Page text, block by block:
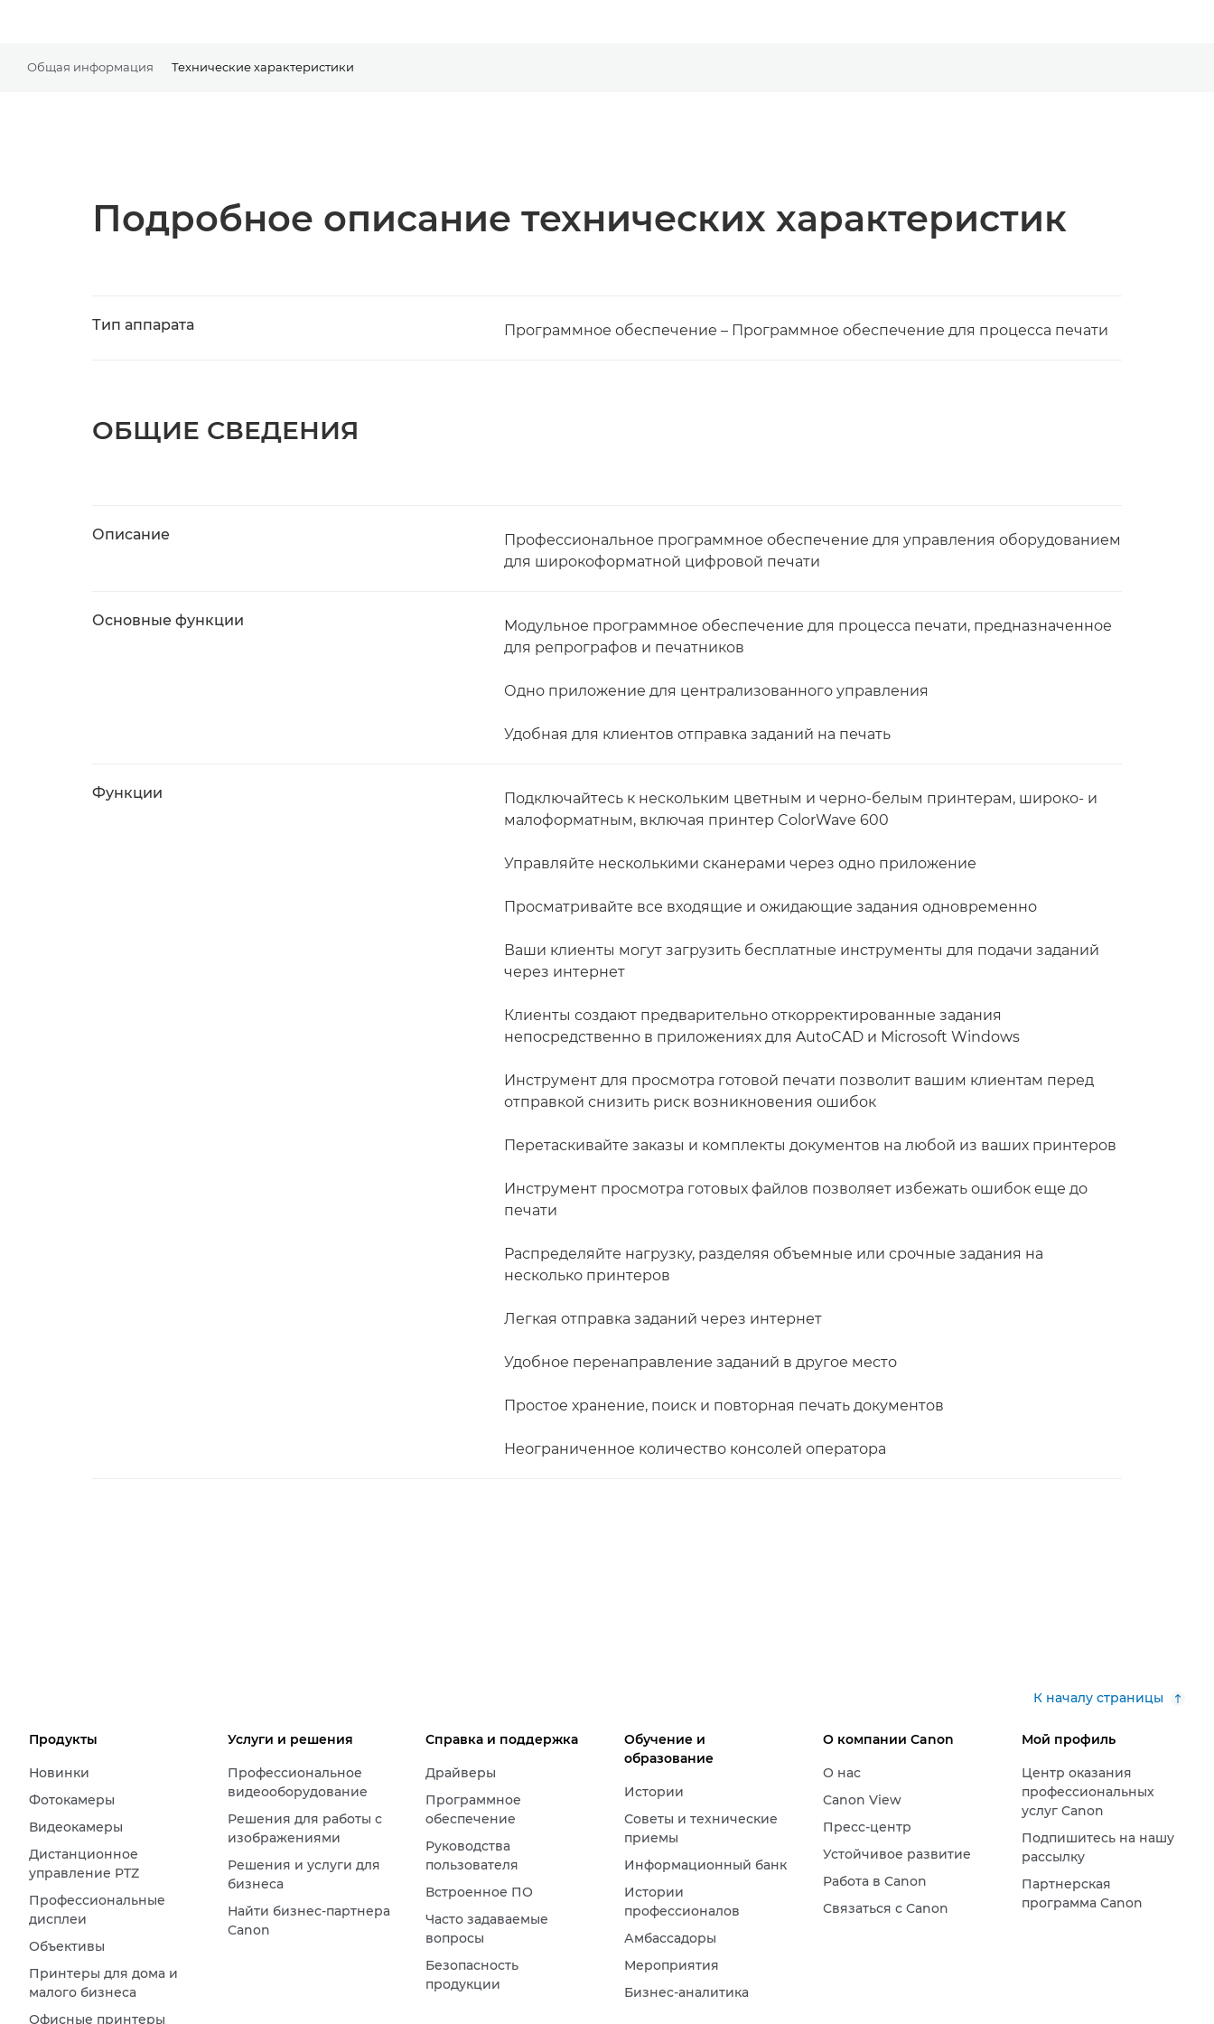
Общая информация Технические характеристики
Подробное описание технических характеристик
Тип аппарата Программное обеспечение – Программное обеспечение для процесса печати
ОБЩИЕ СВЕДЕНИЯ
Описание
Профессиональное программное обеспечение для управления оборудованием
для широкоформатной цифровой печати
Основные функции
Модульное программное обеспечение для процесса печати, предназначенное
для репрографов и печатников
Одно приложение для централизованного управления
Удобная для клиентов отправка заданий на печать
Функции
Подключайтесь к нескольким цветным и черно-белым принтерам, широко- и
малоформатным, включая принтер ColorWave 600
Управляйте несколькими сканерами через одно приложение
Просматривайте все входящие и ожидающие задания одновременно
Ваши клиенты могут загрузить бесплатные инструменты для подачи заданий
через интернет
Клиенты создают предварительно откорректированные задания
непосредственно в приложениях для AutoCAD и Microsoft Windows
Инструмент для просмотра готовой печати позволит вашим клиентам перед
отправкой снизить риск возникновения ошибок
Перетаскивайте заказы и комплекты документов на любой из ваших принтеров
Инструмент просмотра готовых файлов позволяет избежать ошибок еще до
печати
Распределяйте нагрузку, разделяя объемные или срочные задания на
несколько принтеров
Легкая отправка заданий через интернет
Удобное перенаправление заданий в другое место
Простое хранение, поиск и повторная печать документов
Неограниченное количество консолей оператора
К началу страницы
Продукты
Новинки
Фотокамеры
Видеокамеры
Дистанционное
управление PTZ
Профессиональные
дисплеи
Объективы
Принтеры для дома и
малого бизнеса
Офисные принтеры
Услуги и решения
Профессиональное
видеооборудование
Решения для работы с
изображениями
Решения и услуги для
бизнеса
Найти бизнес-партнера
Canon
Справка и поддержка
Драйверы
Программное
обеспечение
Руководства
пользователя
Встроенное ПО
Часто задаваемые
вопросы
Безопасность
продукции
Обучение и
образование
Истории
Советы и технические
приемы
Информационный банк
Истории
профессионалов
Амбассадоры
Мероприятия
Бизнес-аналитика
О компании Canon
О нас
Canon View
Пресс-центр
Устойчивое развитие
Работа в Canon
Связаться с Canon
Мой профиль
Центр оказания
профессиональных
услуг Canon
Подпишитесь на нашу
рассылку
Партнерская
программа Canon